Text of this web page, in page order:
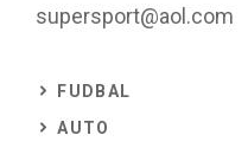
supersport@aol.com
FUDBAL
AUTO